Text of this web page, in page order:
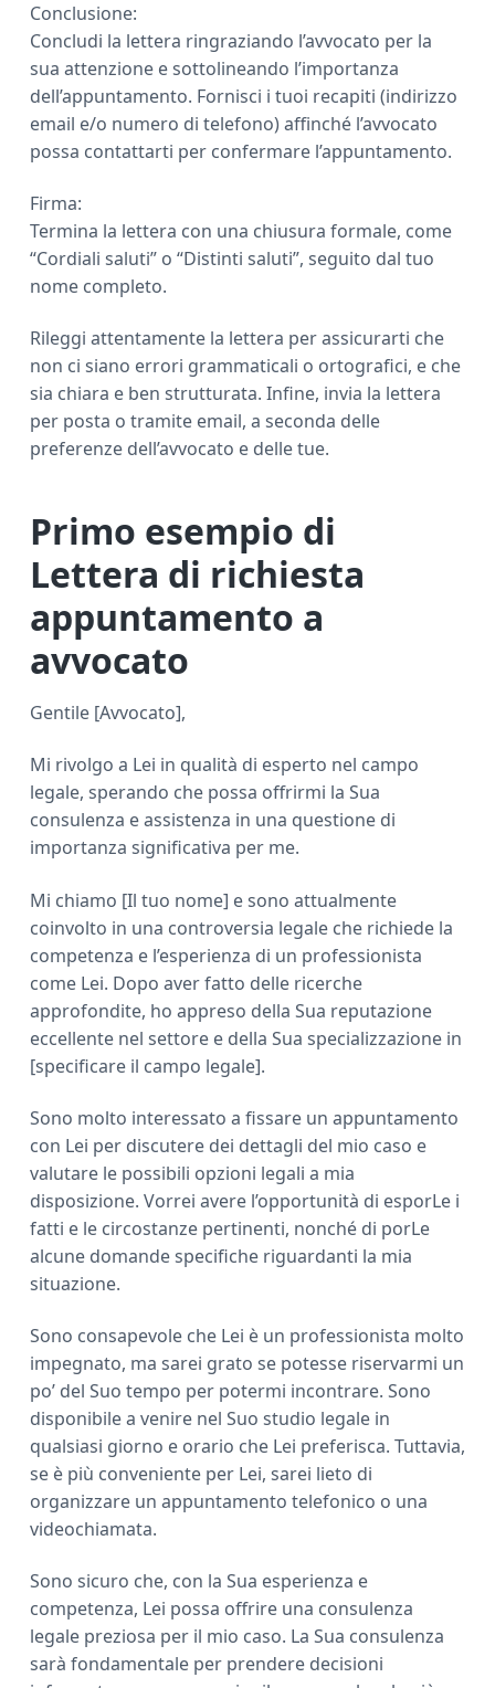
Conclusione:
Concludi la lettera ringraziando l’avvocato per la
sua attenzione e sottolineando l’importanza
dell’appuntamento. Fornisci i tuoi recapiti (indirizzo
email e/o numero di telefono) affinché l’avvocato
possa contattarti per confermare l’appuntamento.
Firma:
Termina la lettera con una chiusura formale, come
“Cordiali saluti” o “Distinti saluti”, seguito dal tuo
nome completo.
Rileggi attentamente la lettera per assicurarti che
non ci siano errori grammaticali o ortografici, e che
sia chiara e ben strutturata. Infine, invia la lettera
per posta o tramite email, a seconda delle
preferenze dell’avvocato e delle tue.
Primo esempio di
Lettera di richiesta
appuntamento a
avvocato
Gentile [Avvocato],
Mi rivolgo a Lei in qualità di esperto nel campo
legale, sperando che possa offrirmi la Sua
consulenza e assistenza in una questione di
importanza significativa per me.
Mi chiamo [Il tuo nome] e sono attualmente
coinvolto in una controversia legale che richiede la
competenza e l’esperienza di un professionista
come Lei. Dopo aver fatto delle ricerche
approfondite, ho appreso della Sua reputazione
eccellente nel settore e della Sua specializzazione in
[specificare il campo legale].
Sono molto interessato a fissare un appuntamento
con Lei per discutere dei dettagli del mio caso e
valutare le possibili opzioni legali a mia
disposizione. Vorrei avere l’opportunità di esporLe i
fatti e le circostanze pertinenti, nonché di porLe
alcune domande specifiche riguardanti la mia
situazione.
Sono consapevole che Lei è un professionista molto
impegnato, ma sarei grato se potesse riservarmi un
po’ del Suo tempo per potermi incontrare. Sono
disponibile a venire nel Suo studio legale in
qualsiasi giorno e orario che Lei preferisca. Tuttavia,
se è più conveniente per Lei, sarei lieto di
organizzare un appuntamento telefonico o una
videochiamata.
Sono sicuro che, con la Sua esperienza e
competenza, Lei possa offrire una consulenza
legale preziosa per il mio caso. La Sua consulenza
sarà fondamentale per prendere decisioni